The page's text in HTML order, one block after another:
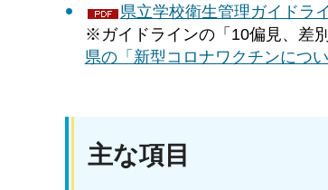
県立学校衛生管理ガイドラ
※ガイドラインの「10偏見、差
県の「新型コロナワクチンにつ
主な項目